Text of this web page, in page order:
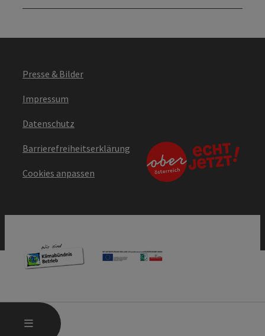
MENÜ
Presse & Bilder
Impressum
Datenschutz
Barrierefreiheitserklärung
Cookies anpassen